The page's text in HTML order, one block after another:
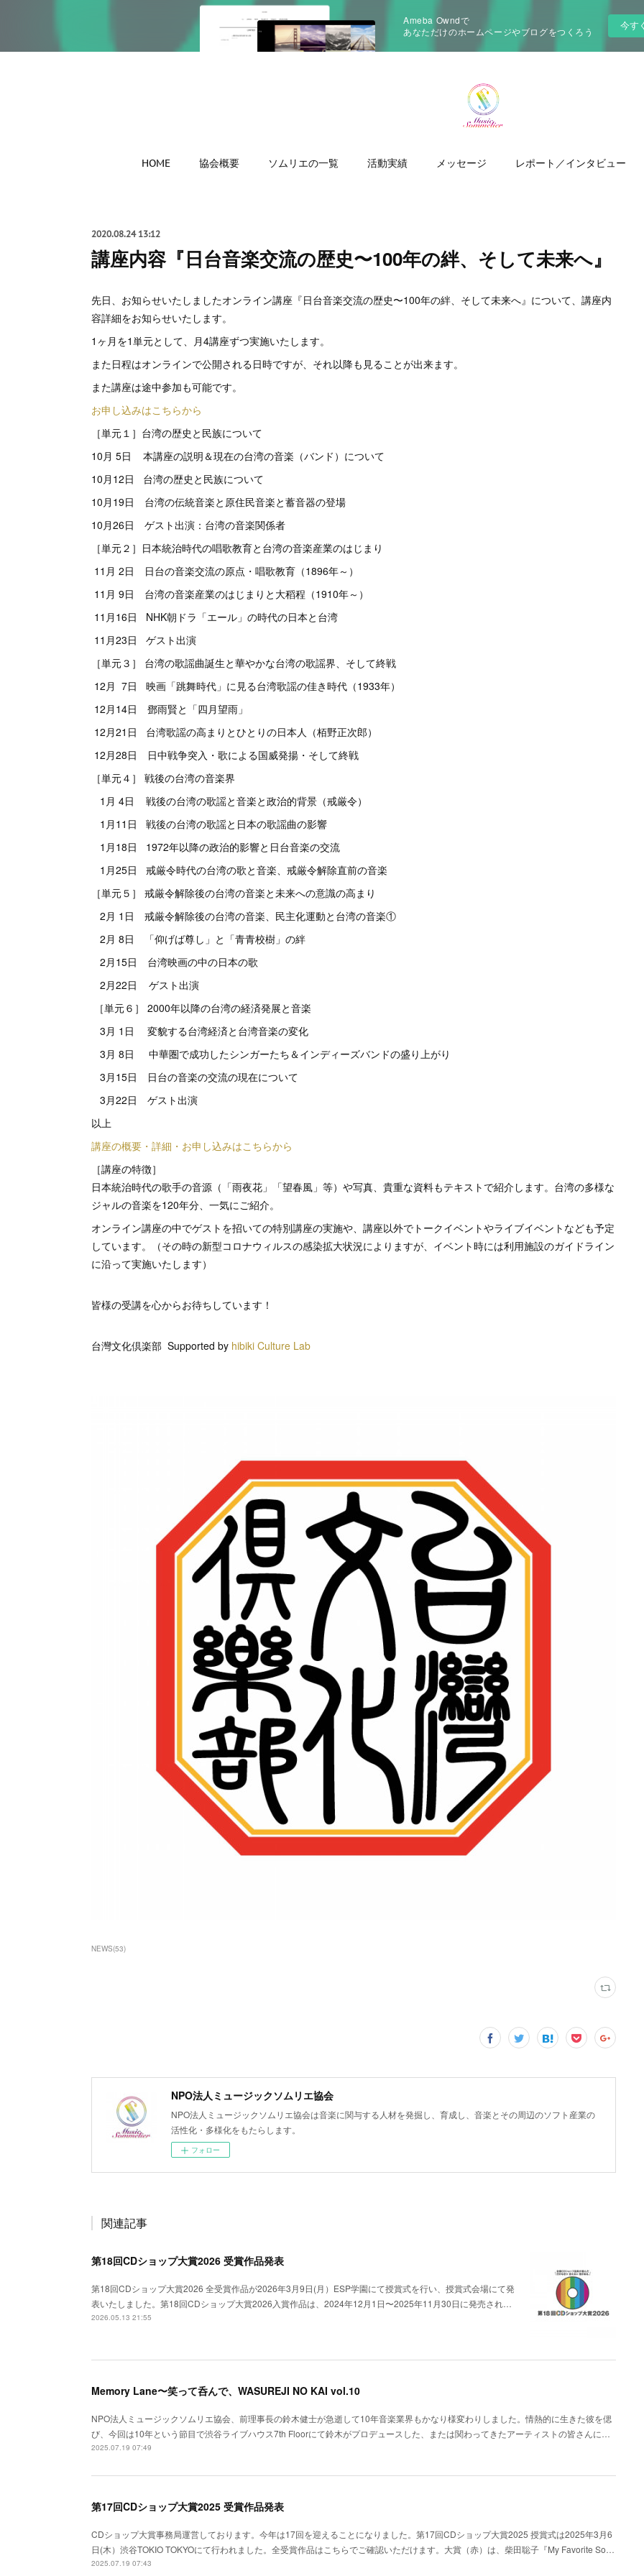
Ameba Owndで
あなただけのホームページやブログをつくろう
今す
HOME 協会概要 ソムリエの一覧 活動実績 メッセージ レポート／インタビュー
2020.08.24 13:12
講座内容『日台音楽交流の歴史〜100年の絆、そして未来へ』
先日、お知らせいたしましたオンライン講座『日台音楽交流の歴史〜100年の絆、そして未来へ』について、講座内
容詳細をお知らせいたします。
1ヶ月を1単元として、月4講座ずつ実施いたします。
また日程はオンラインで公開される日時ですが、それ以降も見ることが出来ます。
また講座は途中参加も可能です。
お申し込みはこちらから
［単元１］台湾の歴史と民族について
10月 5日 本講座の説明＆現在の台湾の音楽（バンド）について
10月12日 台湾の歴史と民族について
10月19日 台湾の伝統音楽と原住民音楽と蓄音器の登場
10月26日 ゲスト出演：台湾の音楽関係者
［単元２］日本統治時代の唱歌教育と台湾の音楽産業のはじまり
11月 2日 日台の音楽交流の原点・唱歌教育（1896年～）
11月 9日 台湾の音楽産業のはじまりと大稻程（1910年～）
11月16日 NHK朝ドラ「エール」の時代の日本と台湾
11月23日 ゲスト出演
［単元３］ 台湾の歌謡曲誕生と華やかな台湾の歌謡界、そして終戦
12月 7日 映画「跳舞時代」に見る台湾歌謡の佳き時代（1933年）
12月14日 鄧雨賢と「四月望雨」
12月21日 台湾歌謡の高まりとひとりの日本人（栢野正次郎）
12月28日 日中戦争突入・歌による国威発揚・そして終戦
［単元４］ 戦後の台湾の音楽界
1月 4日 戦後の台湾の歌謡と音楽と政治的背景（戒厳令）
1月11日 戦後の台湾の歌謡と日本の歌謡曲の影響
1月18日 1972年以降の政治的影響と日台音楽の交流
1月25日 戒厳令時代の台湾の歌と音楽、戒厳令解除直前の音楽
［単元５］ 戒厳令解除後の台湾の音楽と未来への意識の高まり
2月 1日 戒厳令解除後の台湾の音楽、民主化運動と台湾の音楽①
2月 8日 「仰げば尊し」と「青青校樹」の絆
2月15日 台湾映画の中の日本の歌
2月22日 ゲスト出演
［単元６］ 2000年以降の台湾の経済発展と音楽
3月 1日 変貌する台湾経済と台湾音楽の変化
3月 8日 中華圏で成功したシンガーたち＆インディーズバンドの盛り上がり
3月15日 日台の音楽の交流の現在について
3月22日 ゲスト出演
以上
講座の概要・詳細・お申し込みはこちらから
［講座の特徴］
日本統治時代の歌手の音源（「雨夜花」「望春風」等）や写真、貴重な資料もテキストで紹介します。台湾の多様な
ジャルの音楽を120年分、一気にご紹介。
オンライン講座の中でゲストを招いての特別講座の実施や、講座以外でトークイベントやライブイベントなども予定
しています。（その時の新型コロナウィルスの感染拡大状況によりますが、イベント時には利用施設のガイドライン
に沿って実施いたします）
皆様の受講を心からお待ちしています！
台灣文化倶楽部 Supported by hibiki Culture Lab
NEWS(53)
NPO法人ミュージックソムリエ協会
NPO法人ミュージックソムリエ協会は音楽に関与する人材を発掘し、育成し、音楽とその周辺のソフト産業の
活性化・多様化をもたらします。
フォロー
関連記事
第18回CDショップ大賞2026 受賞作品発表
第18回CDショップ大賞2026 全受賞作品が2026年3月9日(月）ESP学園にて授賞式を行い、授賞式会場にて発
表いたしました。第18回CDショップ大賞2026入賞作品は、2024年12月1日〜2025年11月30日に発売され…
2026.05.13 21:55
Memory Lane〜笑って呑んで、WASUREJI NO KAI vol.10
NPO法人ミュージックソムリエ協会、前理事長の鈴木健士が急逝して10年音楽業界もかなり様変わりしました。情熱的に生きた彼を偲
び、今回は10年という節目で渋谷ライブハウス7th Floorにて鈴木がプロデュースした、または関わってきたアーティストの皆さんに…
2025.07.19 07:49
第17回CDショップ大賞2025 受賞作品発表
CDショップ大賞事務局運営しております。今年は17回を迎えることになりました。第17回CDショップ大賞2025 授賞式は2025年3月6
日(木）渋谷TOKIO TOKYOにて行われました。全受賞作品はこちらでご確認いただけます。大賞（赤）は、柴田聡子『My Favorite So…
2025.07.19 07:43